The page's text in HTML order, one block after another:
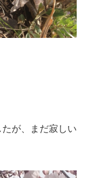
が、まだ寂しい